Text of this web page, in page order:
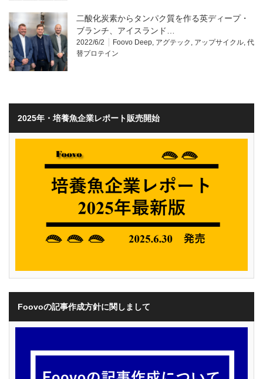
二酸化炭素からタンパク質を作る英ディープ・
ブランチ、アイスランド…
2022/6/2 Foovo Deep, アグテック , アップサイクル, 代
替プロテイン
2025年・培養魚企業レポート販売開始
Foovoの記事作成方針に関しまして